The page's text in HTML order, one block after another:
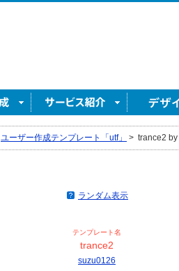
ユーザー作成テンプレート「utf」 > trance2
ランダム表示
テンプレート名
trance2
suzu0126